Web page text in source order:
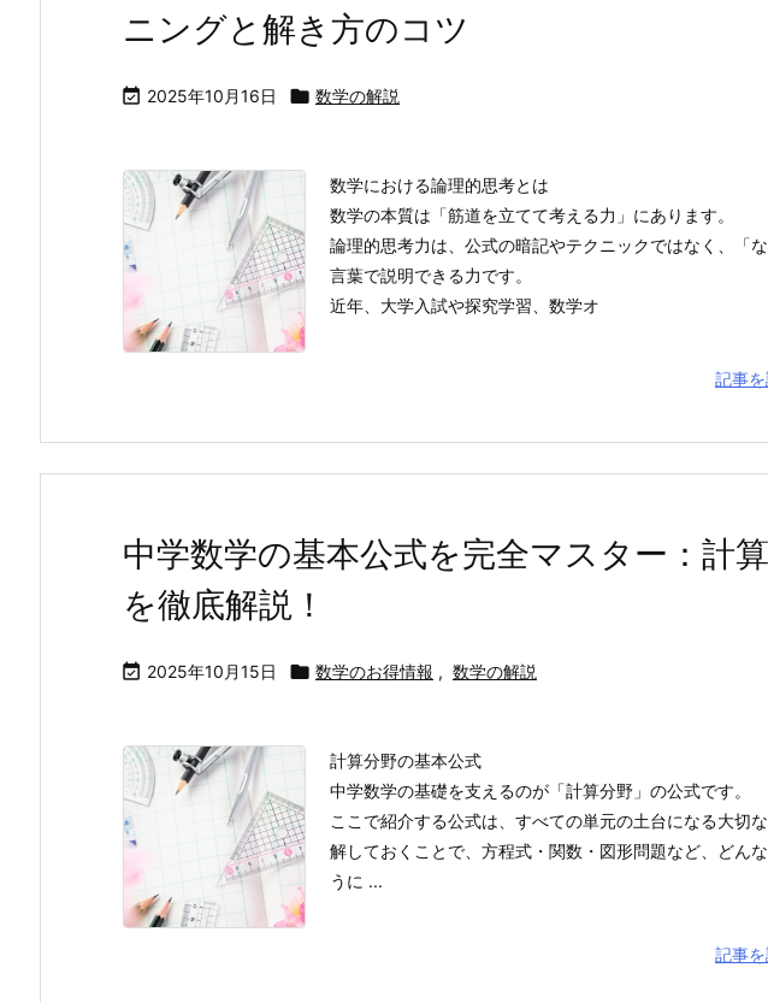
ニングと解き方のコツ
 2025年10月16日  数学の解説
数学における論理的思考とは
数学の本質は「筋道を立てて考える力」にあります。
論理的思考力は、公式の暗記やテクニックではなく、「
言葉で説明できる力です。
近年、大学入試や探究学習、数学オ
記事
中学数学の基本公式を完全マスター：計
を徹底解説！
 2025年10月15日  数学のお得情報 , 数学の解説
計算分野の基本公式
中学数学の基礎を支えるのが「計算分野」の公式です。
ここで紹介する公式は、すべての単元の土台になる大切
解しておくことで、方程式・関数・図形問題など、どん
うに ...
記事